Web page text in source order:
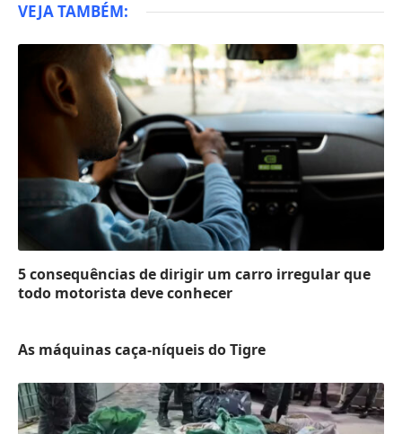
VEJA TAMBÉM:
5 consequências de dirigir um carro irregular que
todo motorista deve conhecer
As máquinas caça-níqueis do Tigre